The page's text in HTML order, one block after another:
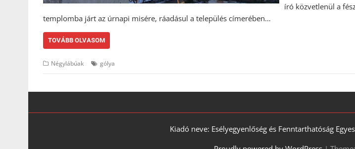
író közvetlenül a
templomba járt az úrnapi misére, ráadásul a település címerében…
TOVÁBB OLVASOM
Négylábúak gólya
Kiadó neve: Esélyegyenlőség és Fenntarthatóság